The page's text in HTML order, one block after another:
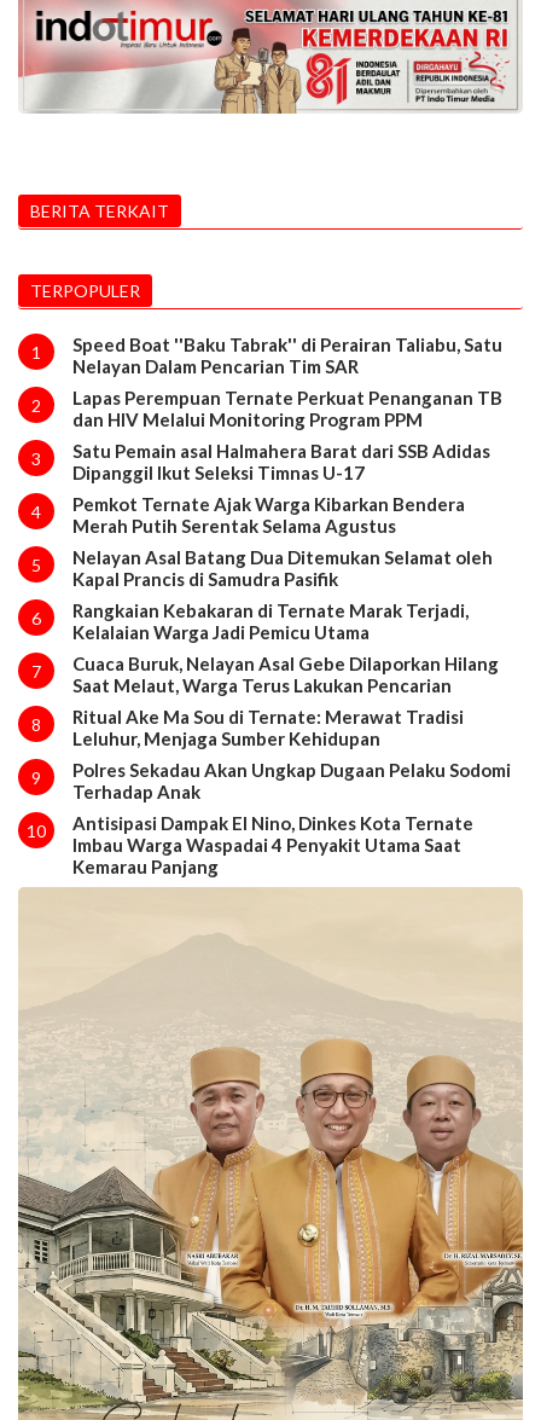
BERITA TERKAIT
TERPOPULER
1
Speed Boat ''Baku Tabrak'' di Perairan Taliabu, Satu
Nelayan Dalam Pencarian Tim SAR
2
Lapas Perempuan Ternate Perkuat Penanganan TB
dan HIV Melalui Monitoring Program PPM
3
Satu Pemain asal Halmahera Barat dari SSB Adidas
Dipanggil Ikut Seleksi Timnas U-17
4
Pemkot Ternate Ajak Warga Kibarkan Bendera
Merah Putih Serentak Selama Agustus
5
Nelayan Asal Batang Dua Ditemukan Selamat oleh
Kapal Prancis di Samudra Pasifik
6
Rangkaian Kebakaran di Ternate Marak Terjadi,
Kelalaian Warga Jadi Pemicu Utama
7
Cuaca Buruk, Nelayan Asal Gebe Dilaporkan Hilang
Saat Melaut, Warga Terus Lakukan Pencarian
8
Ritual Ake Ma Sou di Ternate: Merawat Tradisi
Leluhur, Menjaga Sumber Kehidupan
9
Polres Sekadau Akan Ungkap Dugaan Pelaku Sodomi
Terhadap Anak
10
Antisipasi Dampak El Nino, Dinkes Kota Ternate
Imbau Warga Waspadai 4 Penyakit Utama Saat
Kemarau Panjang